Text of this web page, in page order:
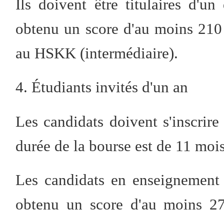
Ils doivent être titulaires d'un
obtenu un score d'au moins
au HSKK (intermédiaire).
4. Étudiants invités d'un an
Les candidats doivent
durée de la bourse est de 11
Les candidats en
obtenu un score d'au moins